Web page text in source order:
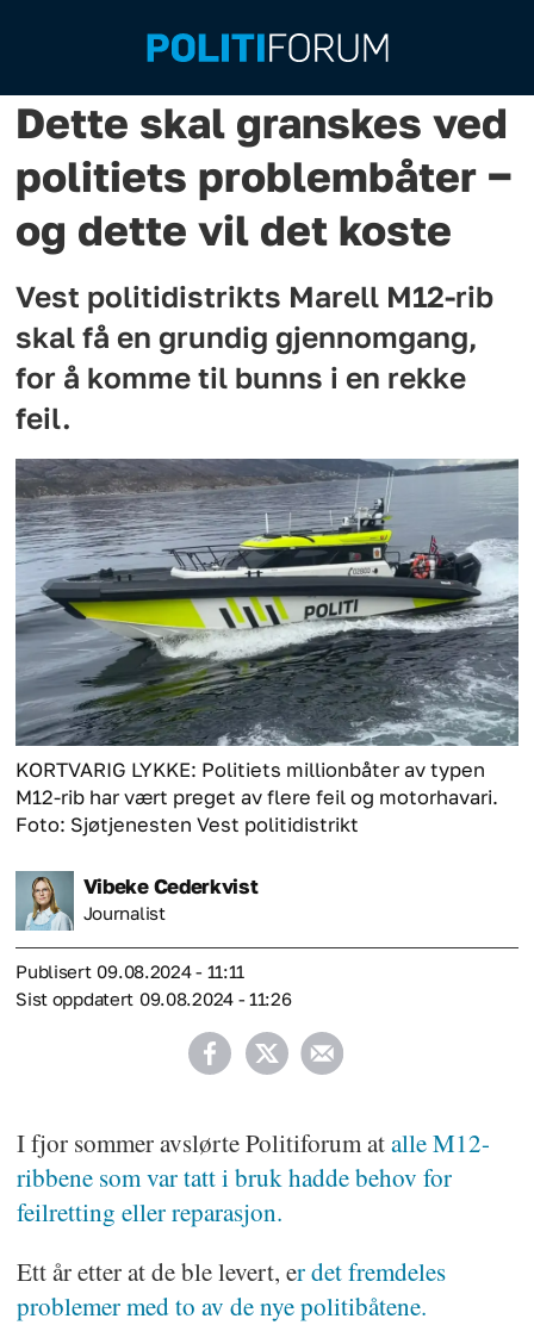
Dette skal granskes ved
politiets problembåter −
og dette vil det koste
Vest politidistrikts Marell M12-rib
skal få en grundig gjennomgang,
for å komme til bunns i en rekke
feil.
KORTVARIG LYKKE: Politiets millionbåter av typen
M12-rib har vært preget av flere feil og motorhavari.
Foto: Sjøtjenesten Vest politidistrikt
VibekeCederkvist
Journalist
Publisert
09.08.2024 - 11:11
Sist oppdatert
09.08.2024 - 11:26
I fjor sommer avslørte Politiforum atalle M12-
ribbene som var tatt i bruk hadde behov for
feilretting eller reparasjon.
Ett år etter at de ble levert, er det fremdeles
problemer med to av de nye politibåtene.